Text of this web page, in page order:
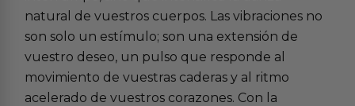
natural de vuestros cuerpos. Las vibraciones no
son solo un estímulo; son una extensión de
vuestro deseo, un pulso que responde al
movimiento de vuestras caderas y al ritmo
acelerado de vuestros corazones. Con la